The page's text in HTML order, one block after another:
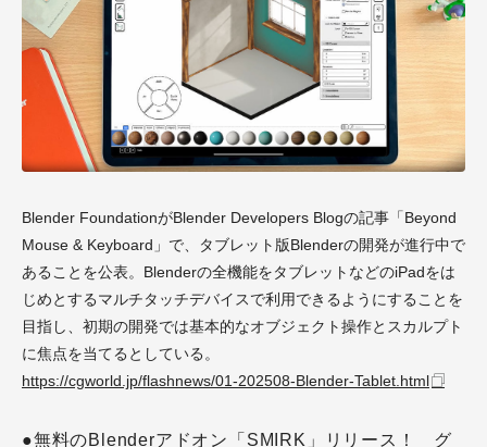
Blender FoundationがBlender Developers Blogの記事「Beyond
Mouse & Keyboard」で、タブレット版Blenderの開発が進行中で
あることを公表。Blenderの全機能をタブレットなどのiPadをは
じめとするマルチタッチデバイスで利用できるようにすることを
目指し、初期の開発では基本的なオブジェクト操作とスカルプト
に焦点を当てるとしている。
https://cgworld.jp/flashnews/01-202508-Blender-Tablet.html
●無料のBlenderアドオン「SMIRK」リリース！ グ